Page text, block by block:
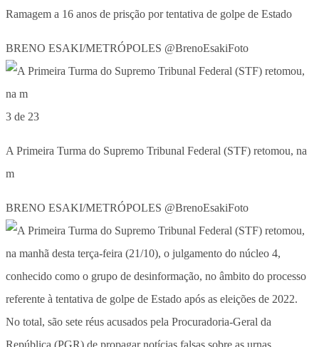
Ramagem a 16 anos de prisção por tentativa de golpe de Estado
BRENO ESAKI/METRÓPOLES @BrenoEsakiFoto
3 de 23
A Primeira Turma do Supremo Tribunal Federal (STF) retomou, na
m
BRENO ESAKI/METRÓPOLES @BrenoEsakiFoto